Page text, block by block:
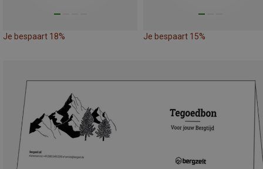
Je bespaart 18% Je bespaart 15%